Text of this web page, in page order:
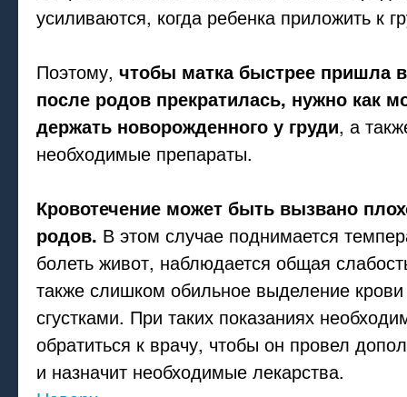
усиливаются, когда ребенка приложить к
Поэтому, чтобы матка быстрее пришла
после родов прекратилась, нужно как
держать новорожденного у груди, а
необходимые препараты.
Кровотечение может быть вызвано
родов. В этом случае поднимается
болеть живот, наблюдается общая
также слишком обильное выделение
сгустками. При таких показаниях
обратиться к врачу, чтобы он провел
и назначит необходимые лекарства.